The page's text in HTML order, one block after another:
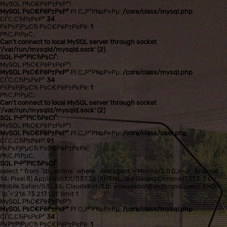
MySQL РћС€РёР±РєР°!
MySQL РѕС€РёР±РєР° РІ С„Р°Р№Р»Рµ: /core/class/mysql.php
СЃС‚СЂРѕРєР° 34
РќРѕРјРµСЂ РѕС€РёР±РєРё: 1
РћС‚РІРµС‚:
Can't connect to local MySQL server through socket
'/var/run/mysqld/mysqld.sock' (2)
SQL Р·Р°РїСЂРѕСЃ:
MySQL РћС€РёР±РєР°!
MySQL РѕС€РёР±РєР° РІ С„Р°Р№Р»Рµ: /core/class/mysql.php
СЃС‚СЂРѕРєР° 34
РќРѕРјРµСЂ РѕС€РёР±РєРё: 1
РћС‚РІРµС‚:
Can't connect to local MySQL server through socket
'/var/run/mysqld/mysqld.sock' (2)
SQL Р·Р°РїСЂРѕСЃ:
MySQL РћС€РёР±РєР°!
MySQL РѕС€РёР±РєР° РІ С„Р°Р№Р»Рµ: /core/class/user.php
СЃС‚СЂРѕРєР° 91
РќРѕРјРµСЂ РѕС€РёР±РєРё:
РћС‚РІРµС‚:
SQL Р·Р°РїСЂРѕСЃ:
select * from `lib_online` where `useragent`='Mozilla/5.0 (Linux; Android
14; Pixel 8) AppleWebKit/537.36 (KHTML, like Gecko) Chrome/131.0.0.0
Mobile Safari/537.36; ClaudeBot/1.0; +claudebot@anthropic.com)' AND
`ip`='216.73.217.151' limit 1
MySQL РћС€РёР±РєР°!
MySQL РѕС€РёР±РєР° РІ С„Р°Р№Р»Рµ:/core/class/mysql.php
СЃС‚СЂРѕРєР°34
РќРѕРјРµСЂ РѕС€РёР±РєРё: 1